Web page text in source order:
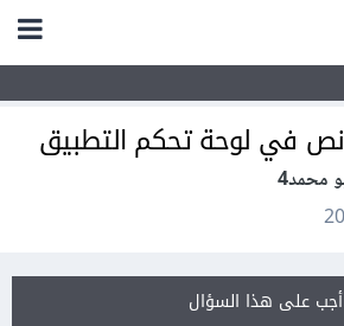
في لوحة تحكم التطبيق
محمد4
أجب على هذا السؤال